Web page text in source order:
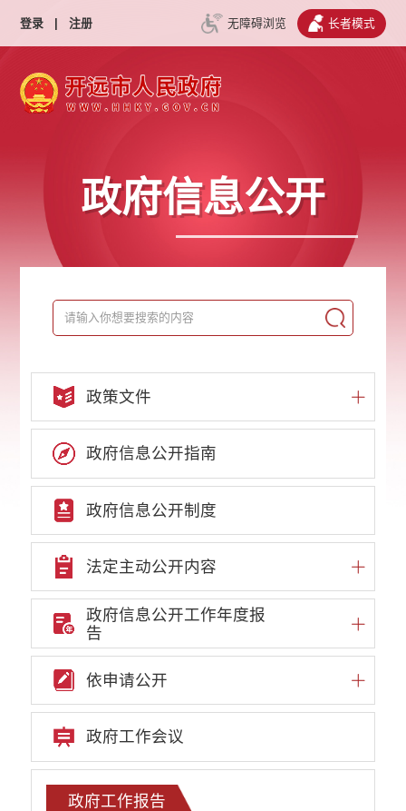
登录 | 注册 无障碍浏览 长者模式
政府信息公开
政策文件
政府信息公开指南
政府信息公开制度
法定主动公开内容
政府信息公开工作年度报
告
依申请公开
政府工作会议
政府工作报告